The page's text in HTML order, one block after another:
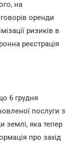
на
оренди
ризиків в
реєстрація
6 грудня
послуги з
землі, яка тепер
про захід